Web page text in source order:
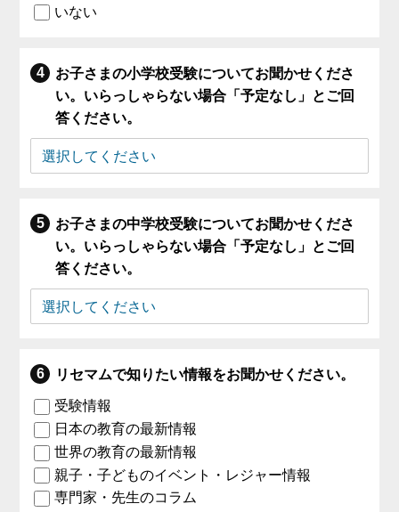
いない
お子さまの小学校受験についてお聞かせくださ
い。いらっしゃらない場合「予定なし」とご回
答ください。
お子さまの中学校受験についてお聞かせくださ
い。いらっしゃらない場合「予定なし」とご回
答ください。
リセマムで知りたい情報をお聞かせください。
受験情報
日本の教育の最新情報
世界の教育の最新情報
親子・子どものイベント・レジャー情報
専門家・先生のコラム